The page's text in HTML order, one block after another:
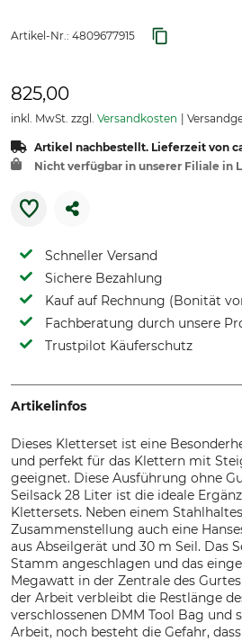
Artikel-Nr.: 4809677915
825,00
inkl. MwSt. zzgl. Versandkosten
Artikel nachbestellt. Lieferzeit von
Nicht verfügbar in unserer Filiale in
Schneller Versand
Sichere Bezahlung
Kauf auf Rechnung (Bonität
Fachberatung durch unsere
Trustpilot Käuferschutz
Artikelinfos
Dieses Kletterset ist eine
und perfekt für das Klettern mit
geeignet. Diese Ausführung ohne
Seilsack 28 Liter ist die ideale
Klettersets. Neben einem
Zusammenstellung auch eine
aus Abseilgerät und 30 m Seil. Das
Stamm angeschlagen und das
Megawatt in der Zentrale des
der Arbeit verbleibt die Restlänge
verschlossenen DMM Tool Bag und
Arbeit, noch besteht die Gefahr,